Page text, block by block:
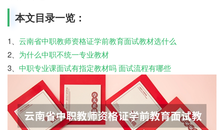
本文目录一览：
1、 云南省中职教师资格证学前教育面试教材选什么
2、 为什么中职不统一专业教材
3、 中职专业课面试有指定教材吗 面试流程有哪些